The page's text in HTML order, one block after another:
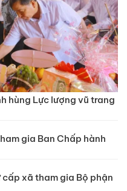
hùng Lực lượng vũ trang
gia Ban Chấp hành
xã tham gia Bộ phận